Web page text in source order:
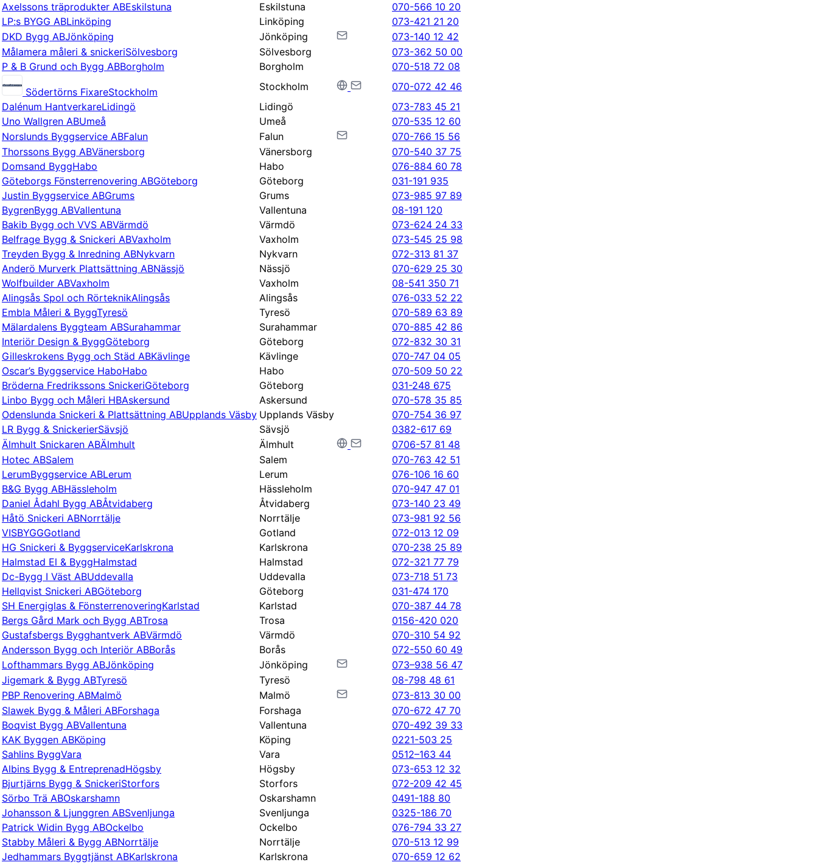
Axelssons träprodukter ABEskilstuna Eskilstuna
070-566 10 20
LP:s BYGG ABLinköping Linköping
073-421 21 20
DKD Bygg ABJönköping Jönköping
073-140 12 42
Målamera måleri & snickeriSölvesborg Sölvesborg
073-362 50 00
P & B Grund och Bygg ABBorgholm Borgholm 070-518 72 08
Södertörns FixareStockholm Stockholm
070-072 42 46
Dalénum HantverkareLidingö Lidingö
073-783 45 21
Uno Wallgren ABUmeå Umeå
070-535 12 60
Norslunds Byggservice ABFalun Falun
070-766 15 56
Thorssons Bygg ABVänersborg Vänersborg
070-540 37 75
Domsand ByggHabo Habo
076-884 60 78
Göteborgs Fönsterrenovering ABGöteborg Göteborg
031-191 935
Justin Byggservice ABGrums Grums
073-985 97 89
BygrenBygg ABVallentuna Vallentuna
08-191 120
Bakib Bygg och VVS ABVärmdö Värmdö
073-624 24 33
Belfrage Bygg & Snickeri ABVaxholm Vaxholm
073-545 25 98
Treyden Bygg & Inredning ABNykvarn Nykvarn
072-313 81 37
Anderö Murverk Plattsättning ABNässjö Nässjö
070-629 25 30
Wolfbuilder ABVaxholm Vaxholm
08-541 350 71
Alingsås Spol och RörteknikAlingsås Alingsås
076-033 52 22
Embla Måleri & ByggTyresö Tyresö
070-589 63 89
Mälardalens Byggteam ABSurahammar Surahammar
070-885 42 86
Interiör Design & ByggGöteborg Göteborg
072-832 30 31
Gilleskrokens Bygg och Städ ABKävlinge Kävlinge
070-747 04 05
Oscar’s Byggservice HaboHabo Habo
070-509 50 22
Bröderna Fredrikssons SnickeriGöteborg Göteborg
031-248 675
Linbo Bygg och Måleri HBAskersund Askersund
070-578 35 85
Odenslunda Snickeri & Plattsättning ABUpplands Väsby Upplands Väsby
070-754 36 97
LR Bygg & SnickerierSävsjö Sävsjö
0382-617 69
Älmhult Snickaren ABÄlmhult Älmhult
0706-57 81 48
Hotec ABSalem Salem
070-763 42 51
LerumByggservice ABLerum Lerum
076-106 16 60
B&G Bygg ABHässleholm Hässleholm
070-947 47 01
Daniel Ådahl Bygg ABÅtvidaberg Åtvidaberg
073-140 23 49
Håtö Snickeri ABNorrtälje Norrtälje
073-981 92 56
VISBYGGGotland Gotland
072-013 12 09
HG Snickeri & ByggserviceKarlskrona Karlskrona
070-238 25 89
Halmstad El & ByggHalmstad Halmstad
072-321 77 79
Dc-Bygg I Väst ABUddevalla Uddevalla
073-718 51 73
Hellqvist Snickeri ABGöteborg Göteborg
031-474 170
SH Energiglas & FönsterrenoveringKarlstad Karlstad
070-387 44 78
Bergs Gård Mark och Bygg ABTrosa Trosa
0156-420 020
Gustafsbergs Bygghantverk ABVärmdö Värmdö
070-310 54 92
Andersson Bygg och Interiör ABBorås Borås
072-550 60 49
Lofthammars Bygg ABJönköping Jönköping
073–938 56 47
Jigemark & Bygg ABTyresö Tyresö
08-798 48 61
PBP Renovering ABMalmö Malmö
073-813 30 00
Slawek Bygg & Måleri ABForshaga Forshaga
070-672 47 70
Boqvist Bygg ABVallentuna Vallentuna
070-492 39 33
KAK Byggen ABKöping Köping
0221-503 25
Sahlins ByggVara Vara
0512–163 44
Albins Bygg & EntreprenadHögsby Högsby
073-653 12 32
Bjurtjärns Bygg & SnickeriStorfors Storfors
072-209 42 45
Sörbo Trä ABOskarshamn Oskarshamn
0491-188 80
Johansson & Ljunggren ABSvenljunga Svenljunga
0325-186 70
Patrick Widin Bygg ABOckelbo Ockelbo
076-794 33 27
Stabby Måleri & Bygg ABNorrtälje Norrtälje
070-513 12 99
Jedhammars Byggtjänst ABKarlskrona Karlskrona 070-659 12 62